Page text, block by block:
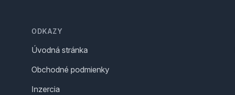
ODKAZY
Úvodná stránka
Obchodné podmienky
Inzercia